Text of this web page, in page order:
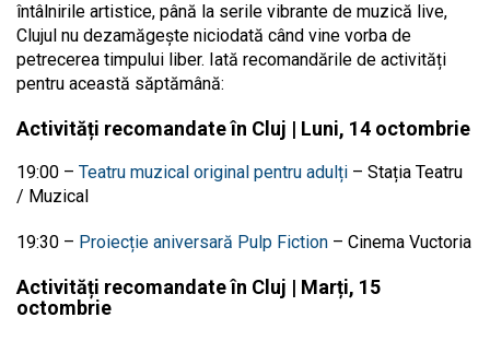
întâlnirile artistice, până la serile vibrante de muzică live,
Clujul nu dezamăgește niciodată când vine vorba de
petrecerea timpului liber. Iată recomandările de activități
pentru această săptămână:
Activități recomandate în Cluj | Luni, 14 octombrie
19:00 – Teatru muzical original pentru adulți – Stația Teatru
/ Muzical
19:30 – Proiecție aniversară Pulp Fiction – Cinema Vuctoria
Activități recomandate în Cluj | Marți, 15
octombrie